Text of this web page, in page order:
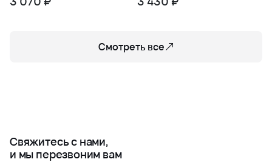
Смотреть все
Свяжитесь с нами,
и мы перезвоним вам